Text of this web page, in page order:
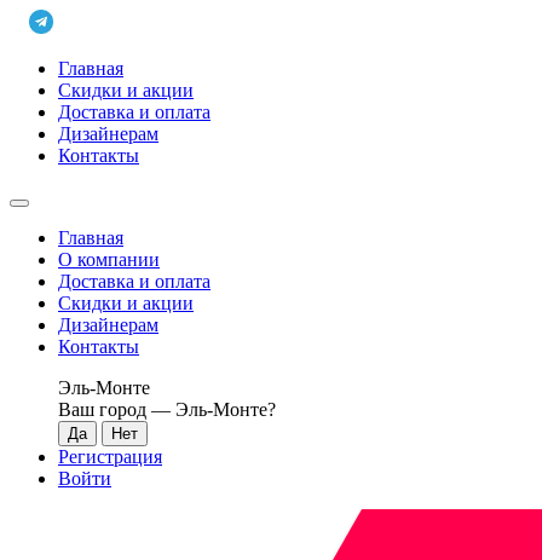
Главная
Скидки и акции
Доставка и оплата
Дизайнерам
Контакты
Главная
О компании
Доставка и оплата
Скидки и акции
Дизайнерам
Контакты
Эль-Монте
Ваш город — Эль-Монте?
Регистрация
Войти